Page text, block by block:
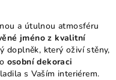
a útulnou atmosféru
jméno z kvalitní
doplněk, který oživí stěny,
osobní dekoraci
s Vaším interiérem.